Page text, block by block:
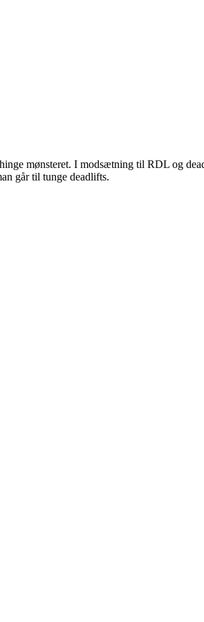
mønsteret. I modsætning til RDL og
går til tunge deadlifts.